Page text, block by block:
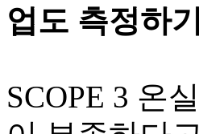
업도 측정하
SCOPE 3 온